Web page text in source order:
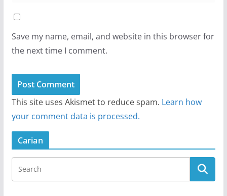
Save my name, email, and website in this browser for
the next time I comment.
This site uses Akismet to reduce spam. Learn how
your comment data is processed.
Carian